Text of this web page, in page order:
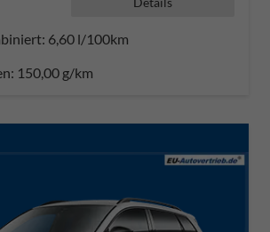
6,60 l/100km
150,00 g/km